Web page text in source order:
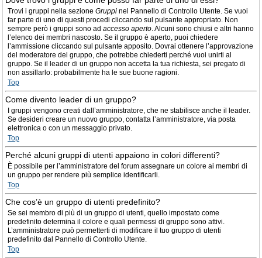
Trovi i gruppi nella sezione Gruppi nel Pannello di Controllo Utente. Se vuoi
far parte di uno di questi procedi cliccando sul pulsante appropriato. Non
sempre però i gruppi sono ad accesso aperto. Alcuni sono chiusi e altri hanno
l’elenco dei membri nascosto. Se il gruppo è aperto, puoi chiedere
l’ammissione cliccando sul pulsante apposito. Dovrai ottenere l’approvazione
del moderatore del gruppo, che potrebbe chiederti perché vuoi unirti al
gruppo. Se il leader di un gruppo non accetta la tua richiesta, sei pregato di
non assillarlo: probabilmente ha le sue buone ragioni.
Top
Come divento leader di un gruppo?
I gruppi vengono creati dall’amministratore, che ne stabilisce anche il leader.
Se desideri creare un nuovo gruppo, contatta l’amministratore, via posta
elettronica o con un messaggio privato.
Top
Perché alcuni gruppi di utenti appaiono in colori differenti?
È possibile per l’amministratore del forum assegnare un colore ai membri di
un gruppo per rendere più semplice identificarli.
Top
Che cos’è un gruppo di utenti predefinito?
Se sei membro di più di un gruppo di utenti, quello impostato come
predefinito determina il colore e quali permessi di gruppo sono attivi.
L’amministratore può permetterti di modificare il tuo gruppo di utenti
predefinito dal Pannello di Controllo Utente.
Top